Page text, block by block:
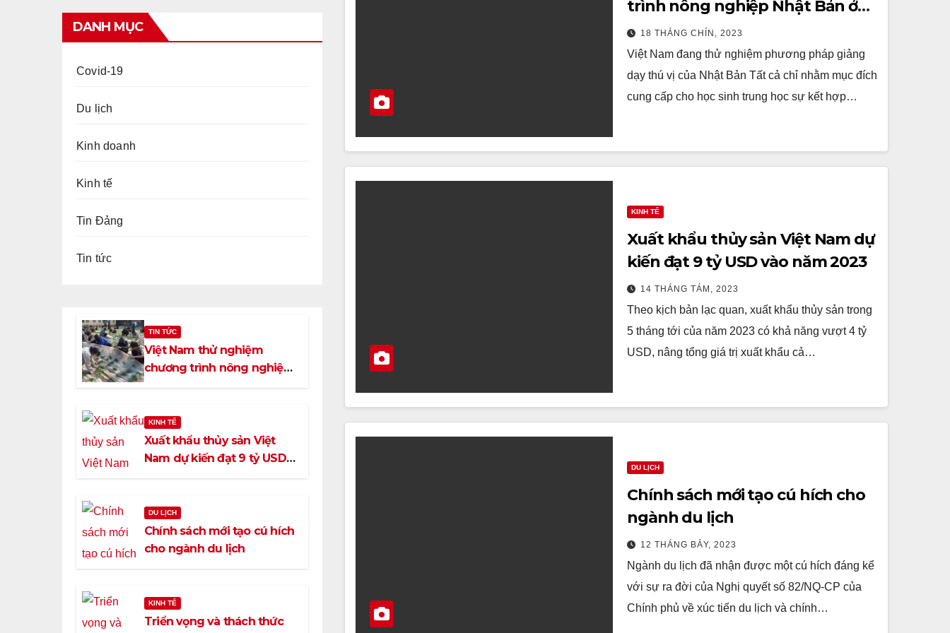
DANH MỤC
Covid-19
Du lịch
Kinh doanh
Kinh tế
Tin Đảng
Tin tức
TIN TỨC
Việt Nam thử nghiệm
chương trình nông nghiệp
KINH TẾ
Xuất khẩu thủy sản Việt
Nam dự kiến đạt 9 tỷ USD
DU LỊCH
Chính sách mới tạo cú hích
cho ngành du lịch
KINH TẾ
Triển vọng và thách thức
trình nông nghiệp Nhật Bản ở
trường trung học
18 THÁNG CHÍN, 2023
Việt Nam đang thử nghiệm phương pháp giảng
dạy thú vị của Nhật Bản Tất cả chỉ nhằm mục đích
cung cấp cho học sinh trung học sự kết hợp…
KINH TẾ
Xuất khẩu thủy sản Việt Nam dự
kiến đạt 9 tỷ USD vào năm 2023
14 THÁNG TÁM, 2023
Theo kịch bản lạc quan, xuất khẩu thủy sản trong
5 tháng tới của năm 2023 có khả năng vượt 4 tỷ
USD, nâng tổng giá trị xuất khẩu cả…
DU LỊCH
Chính sách mới tạo cú hích cho
ngành du lịch
12 THÁNG BẢY, 2023
Ngành du lịch đã nhận được một cú hích đáng kể
với sự ra đời của Nghị quyết số 82/NQ-CP của
Chính phủ về xúc tiến du lịch và chính…